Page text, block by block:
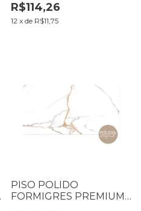
SOBERANO GRAY
CX2,16M2
R$114,26
12 x de R$11,75
PISO POLIDO
FORMIGRES PREMIUM